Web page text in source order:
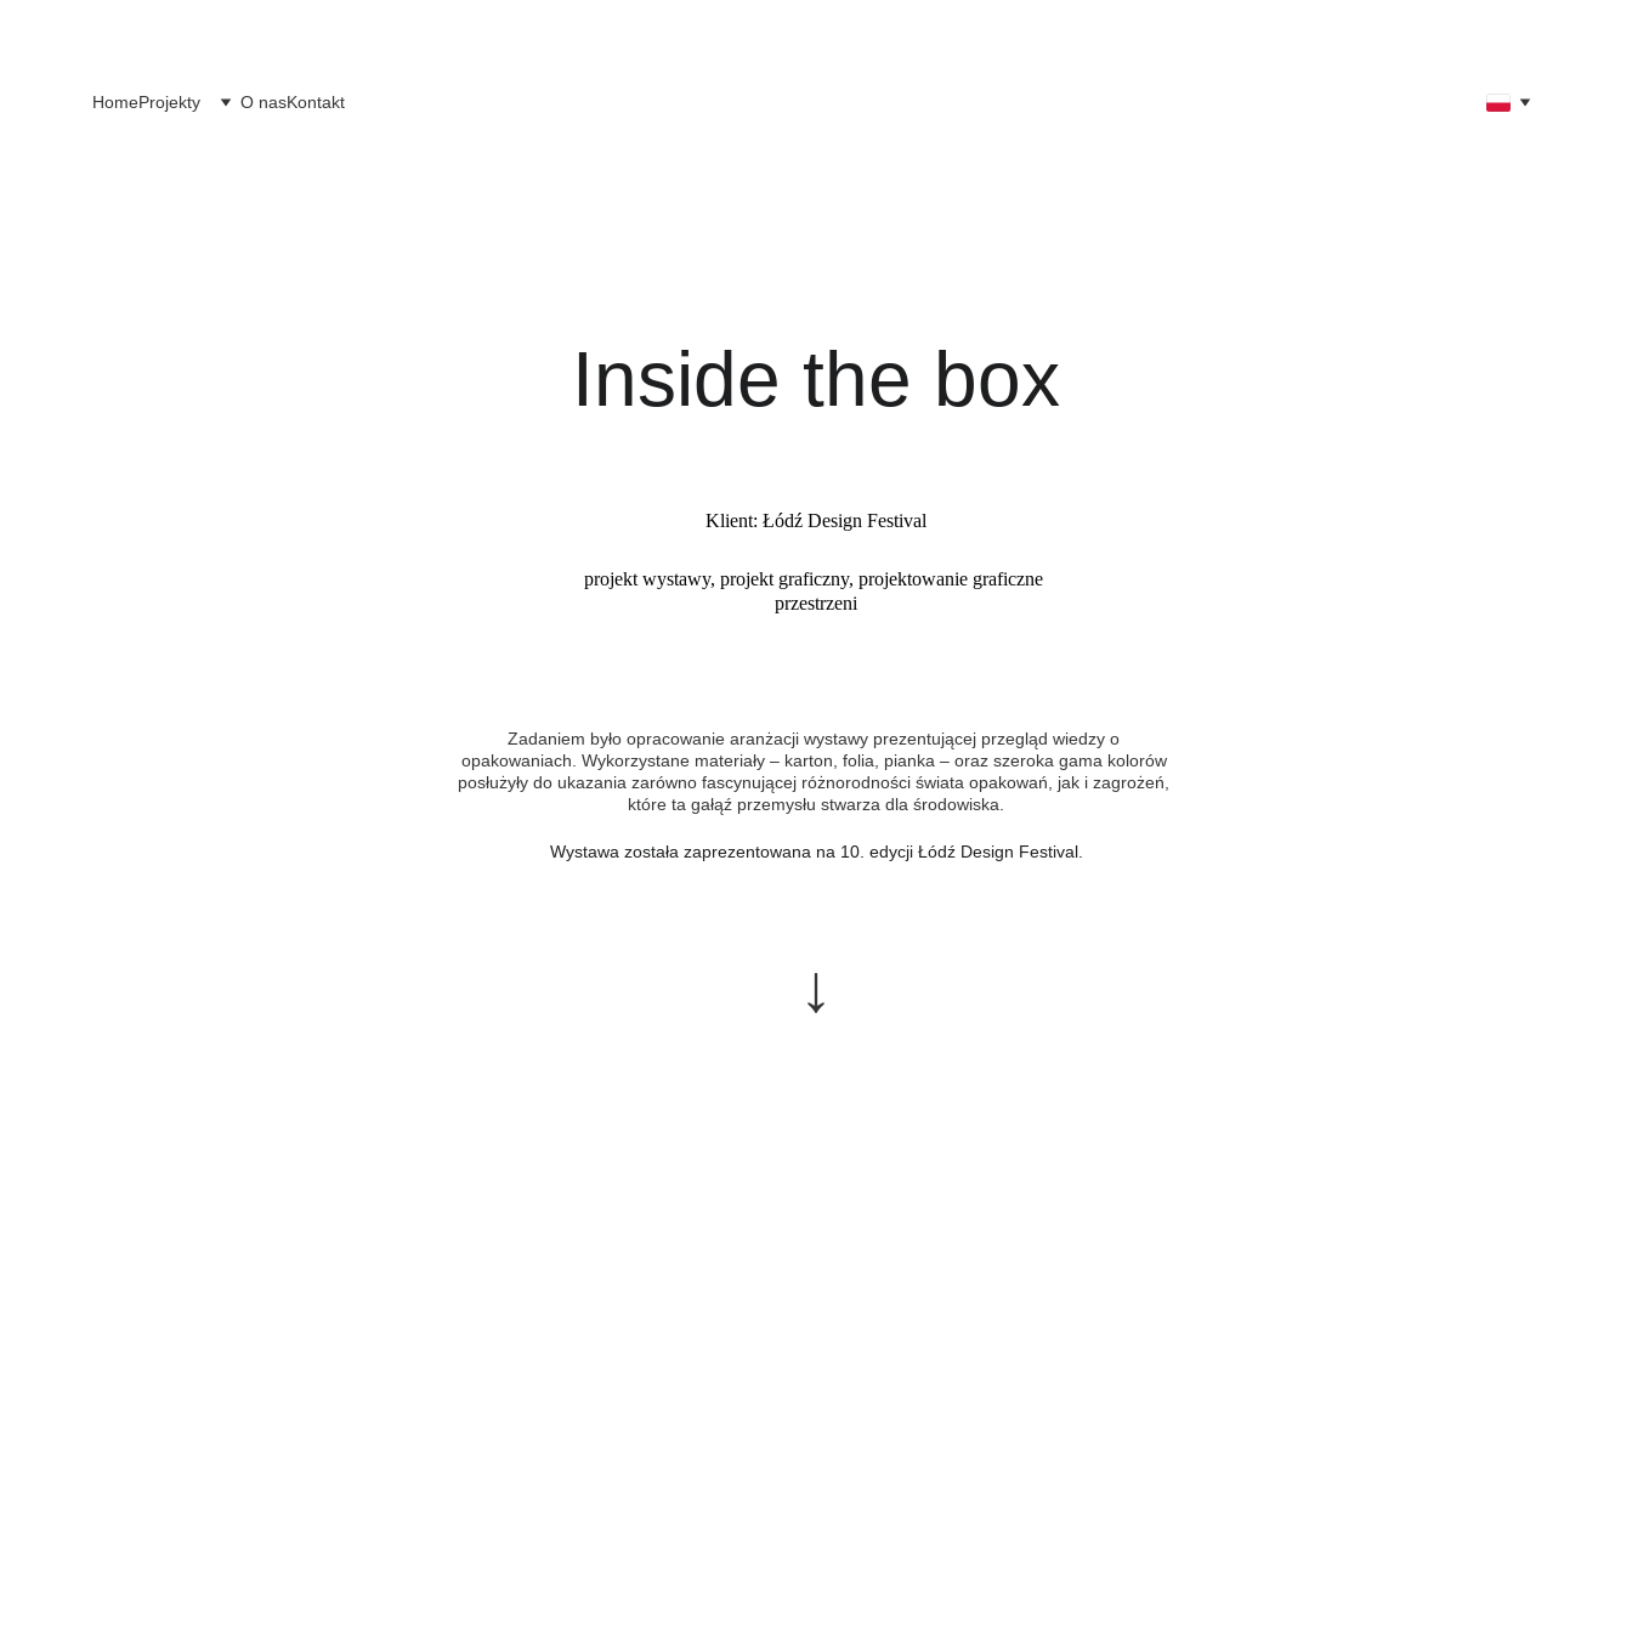
HomeProjekty O nasKontakt
Inside the box
Klient: Łódź Design Festival
projekt wystawy, projekt graficzny, projektowanie graficzne
przestrzeni
Zadaniem było opracowanie aranżacji wystawy prezentującej przegląd wiedzy o
opakowaniach. Wykorzystane materiały – karton, folia, pianka – oraz szeroka gama kolorów
posłużyły do ukazania zarówno fascynującej różnorodności świata opakowań, jak i zagrożeń,
które ta gałąź przemysłu stwarza dla środowiska.
Wystawa została zaprezentowana na 10. edycji Łódź Design Festival.
↓